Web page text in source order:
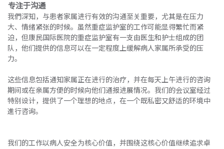
专注于沟通
我們深知，与患者家属进行有效的沟通至关重要，尤其是在压力
大、情绪紧张的时候。虽然重症监护室的工作可能显得繁忙而紧
迫，但康民国际医院的重症监护室有一支由医生和护士组成的团
队，他们提供的信息可以在一定程度上缓解病人家属所承受的压
力。
这些信息包括通知家属正在进行的治疗，并在每天上午进行的咨询
期间或在亲属方便的时候向他们通报进展情况。我们的会议室经过
特别设计，提供了一个理想的地点，在一个既私密又舒适的环境中
進行咨询。
我们的工作以病人安全为核心价值，并围绕这核心价值继续追求卓